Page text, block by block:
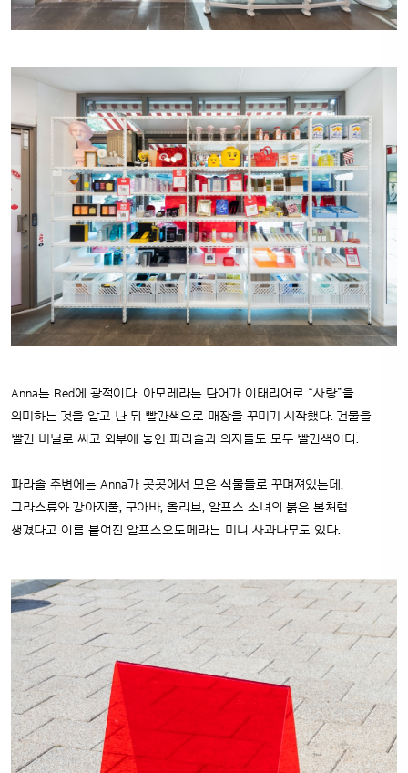
Anna는 Red에 광적이다. 아모레라는 단어가 이태리어로 “사랑”을
의미하는 것을 알고 난 뒤 빨간색으로 매장을 꾸미기 시작했다. 건물을
빨간 비닐로 싸고 외부에 놓인 파라솔과 의자들도 모두 빨간색이다.
파라솔 주변에는 Anna가 곳곳에서 모은 식물들로 꾸며져있는데,
그라스류와 강아지풀, 구아바, 올리브, 알프스 소녀의 붉은 볼처럼
생겼다고 이름 붙여진 알프스오도메라는 미니 사과나무도 있다.